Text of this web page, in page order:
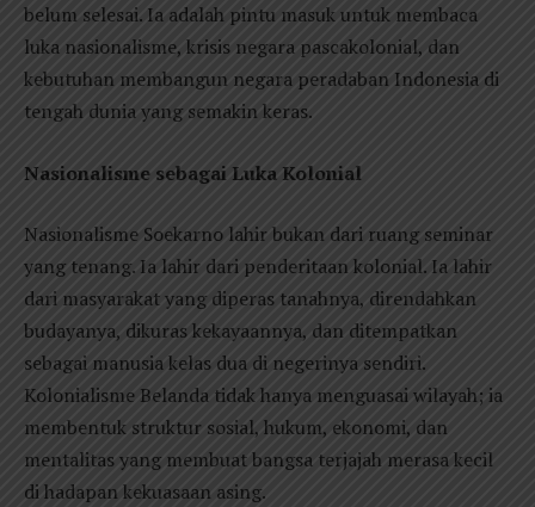
belum selesai. Ia adalah pintu masuk untuk membaca
luka nasionalisme, krisis negara pascakolonial, dan
kebutuhan membangun negara peradaban Indonesia di
tengah dunia yang semakin keras.
Nasionalisme sebagai Luka Kolonial
Nasionalisme Soekarno lahir bukan dari ruang seminar
yang tenang. Ia lahir dari penderitaan kolonial. Ia lahir
dari masyarakat yang diperas tanahnya, direndahkan
budayanya, dikuras kekayaannya, dan ditempatkan
sebagai manusia kelas dua di negerinya sendiri.
Kolonialisme Belanda tidak hanya menguasai wilayah; ia
membentuk struktur sosial, hukum, ekonomi, dan
mentalitas yang membuat bangsa terjajah merasa kecil
di hadapan kekuasaan asing.